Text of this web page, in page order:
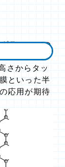
ラフェンの
フェン
さからタッ
といった半
応用が期待